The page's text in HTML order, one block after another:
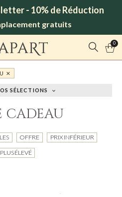
- 10% de Réduction
gratuits
0
SÉLECTIONS
CADEAU
OFFRE PRIX INFÉRIEUR
ÉLEVÉ